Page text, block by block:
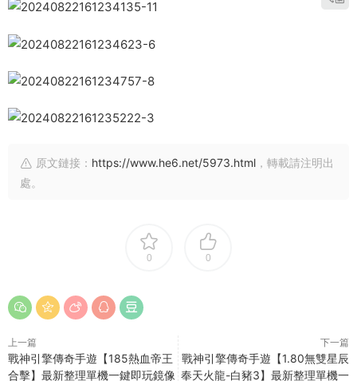
原文鏈接： https://www.he6.net/5973.html ，轉載請注明出
處。
0 0
上一篇
戰神引擎傳奇手遊【185熱血帝王
合擊】最新整理單機一鍵即玩鏡像
下一篇
戰神引擎傳奇手遊【1.80無雙星辰
奉天火龍-白豬3】最新整理單機一